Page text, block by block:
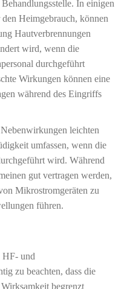
In einigen
Heimgebrauch, können
Hautverbrennungen
wird, wenn die
durchgeführt
Wirkungen können eine
während des Eingriffs
leichten
umfassen, wenn die
wird. Während
gut vertragen werden,
Mikrostromgeräten zu
führen.
HF- und
zu beachten, dass die
begrenzt